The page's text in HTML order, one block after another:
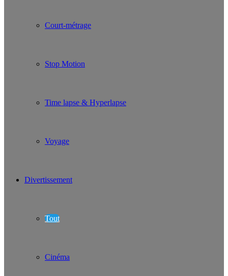
Court-métrage
Stop Motion
Time lapse & Hyperlapse
Voyage
Divertissement
Tout
Cinéma